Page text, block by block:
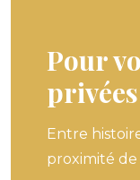
Pour
privées
Entre
proximité de